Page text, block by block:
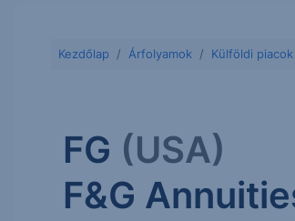
Kezdőlap Árfolyamok Külföldi piacok
FG (USA)
F&G